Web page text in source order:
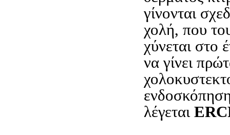
γίνονται
χολή, που
χύνεται στο
να γίνει
λέγεται